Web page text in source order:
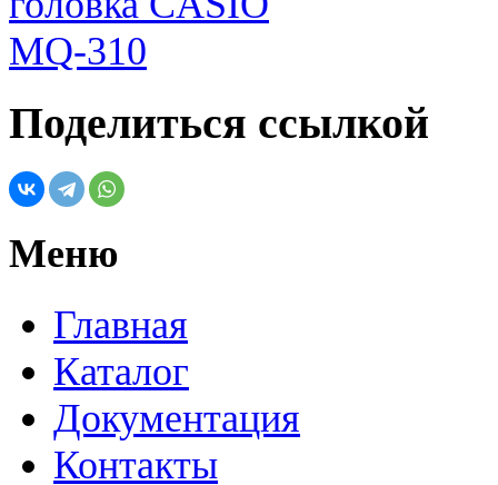
Поделиться ссылкой
Меню
Главная
Каталог
Документация
Контакты